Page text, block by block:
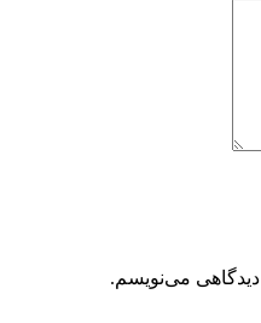
دیدگاهی می‌نویسم.